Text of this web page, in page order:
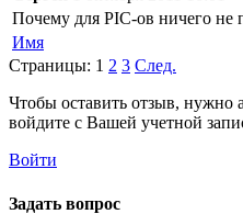
Почему для PIC-ов ничего не
Имя
Страницы: 1 2 3 След.
Чтобы оставить отзыв, нужно
войдите с Вашей учетной
Войти
Задать вопрос